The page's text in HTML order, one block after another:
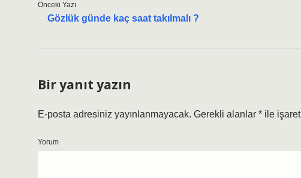
Önceki Yazı
Gözlük günde kaç saat takılmalı ?
Bir yanıt yazın
E-posta adresiniz yayınlanmayacak. Gerekli alanlar * ile
Yorum